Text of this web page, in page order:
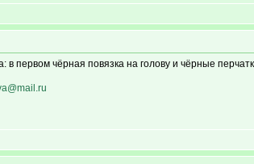
первом чёрная повязка на голову и чёрные